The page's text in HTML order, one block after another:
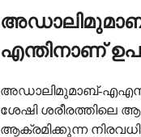
എന്തിനാണ്
അഡാലിമുമാബ്-
ശേഷി ശരീരത്തിലെ
ആക്രമിക്കുന്ന